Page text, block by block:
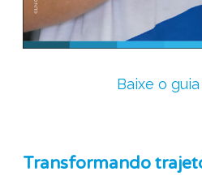
Baixe o
Transformando